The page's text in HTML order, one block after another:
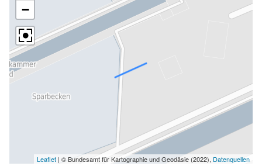
−
Leaflet | © Bundesamt für Kartographie und Geodäsie (2022), Datenquellen